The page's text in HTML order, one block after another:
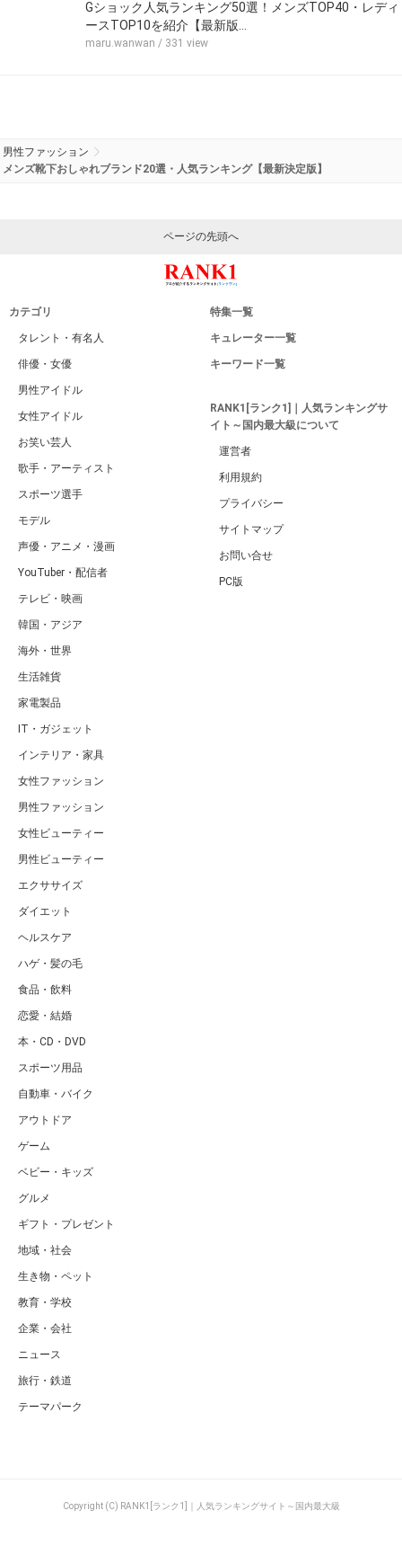
Gショック人気ランキング50選！メンズTOP40・レディ
ースTOP10を紹介【最新版…
maru.wanwan / 331 view
男性ファッション
メンズ靴下おしゃれブランド20選・人気ランキング【最新決定版】
ページの先頭へ
カテゴリ
タレント・有名人
俳優・女優
男性アイドル
女性アイドル
お笑い芸人
歌手・アーティスト
スポーツ選手
モデル
声優・アニメ・漫画
YouTuber・配信者
テレビ・映画
韓国・アジア
海外・世界
生活雑貨
家電製品
IT・ガジェット
インテリア・家具
女性ファッション
男性ファッション
女性ビューティー
男性ビューティー
エクササイズ
ダイエット
ヘルスケア
ハゲ・髪の毛
食品・飲料
恋愛・結婚
本・CD・DVD
スポーツ用品
自動車・バイク
アウトドア
ゲーム
ベビー・キッズ
グルメ
ギフト・プレゼント
地域・社会
生き物・ペット
教育・学校
企業・会社
ニュース
旅行・鉄道
テーマパーク
特集一覧
キュレーター一覧
キーワード一覧
RANK1[ランク1]｜人気ランキングサ
イト～国内最大級について
運営者
利用規約
プライバシー
サイトマップ
お問い合せ
PC版
Copyright (C) RANK1[ランク1]｜人気ランキングサイト～国内最大級